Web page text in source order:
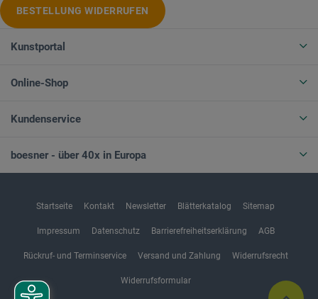
BESTELLUNG WIDERRUFEN
Kunstportal
Online-Shop
Kundenservice
boesner - über 40x in Europa
Startseite Kontakt Newsletter Blätterkatalog Sitemap
Impressum Datenschutz Barrierefreiheitserklärung AGB
Rückruf- und Terminservice Versand und Zahlung Widerrufsrecht
Widerrufsformular